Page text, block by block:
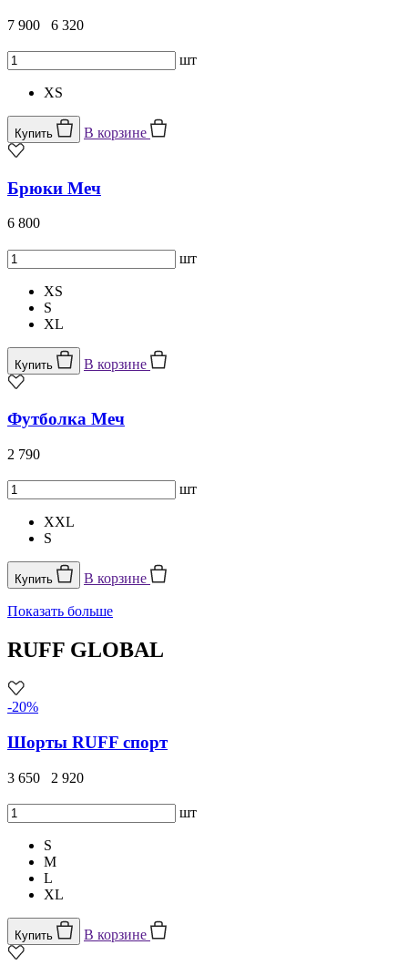
7 900 6 320
шт
XS
Купить В корзине
Брюки Меч
6 800
шт
XS
S
XL
Купить В корзине
Футболка Меч
2 790
шт
XXL
S
Купить В корзине
Показать больше
RUFF GLOBAL
-20%
Шорты RUFF спорт
3 650 2 920
шт
S
M
L
XL
Купить В корзине